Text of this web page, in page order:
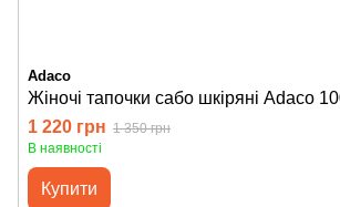
Adaco
Жіночі тапочки сабо шкіряні Adaco
1 220 грн 1 350 грн
В наявності
Купити